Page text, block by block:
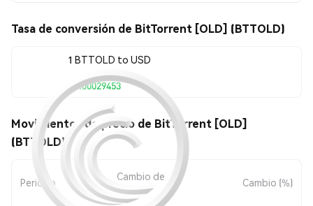
Tasa de conversión de BitTorrent [OLD] (BTTOLD)
1 BTTOLD to USD
$0.00029453
Movimientos de precio de BitTorrent [OLD]
(BTTOLD)
Periodo
Cambio de
Monto
Cambio (%)